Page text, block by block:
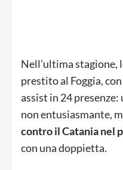
Nell’ultima stagione,
prestito al Foggia,
assist in 24
non entusiasmante,
contro il Catania nel
con una doppietta.